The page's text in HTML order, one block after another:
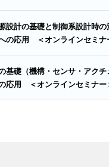
設計の基礎と制御系設計時
の応用 ＜オンラインセミナ
基礎（機構・センサ・アクチ
応用 ＜オンラインセミナー